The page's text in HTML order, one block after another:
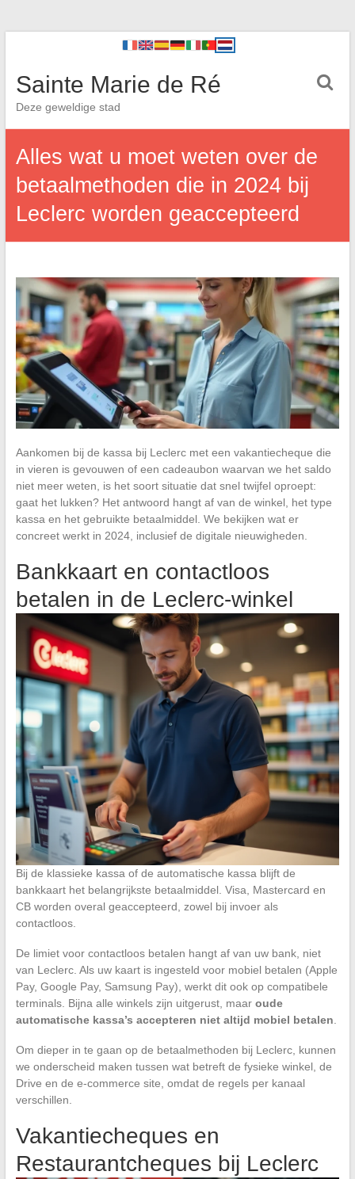
Sainte Marie de Ré
Deze geweldige stad
Alles wat u moet weten over de
betaalmethoden die in 2024 bij
Leclerc worden geaccepteerd
Aankomen bij de kassa bij Leclerc met een vakantiecheque die
in vieren is gevouwen of een cadeaubon waarvan we het saldo
niet meer weten, is het soort situatie dat snel twijfel oproept:
gaat het lukken? Het antwoord hangt af van de winkel, het type
kassa en het gebruikte betaalmiddel. We bekijken wat er
concreet werkt in 2024, inclusief de digitale nieuwigheden.
Bankkaart en contactloos
betalen in de Leclerc-winkel
Bij de klassieke kassa of de automatische kassa blijft de
bankkaart het belangrijkste betaalmiddel. Visa, Mastercard en
CB worden overal geaccepteerd, zowel bij invoer als
contactloos.
De limiet voor contactloos betalen hangt af van uw bank, niet
van Leclerc. Als uw kaart is ingesteld voor mobiel betalen (Apple
Pay, Google Pay, Samsung Pay), werkt dit ook op compatibele
terminals. Bijna alle winkels zijn uitgerust, maar oude
automatische kassa’s accepteren niet altijd mobiel betalen
Om dieper in te gaan op de betaalmethoden bij Leclerc, kunnen
we onderscheid maken tussen wat betreft de fysieke winkel, de
Drive en de e-commerce site, omdat de regels per kanaal
verschillen.
Vakantiecheques en
Restaurantcheques bij Leclerc